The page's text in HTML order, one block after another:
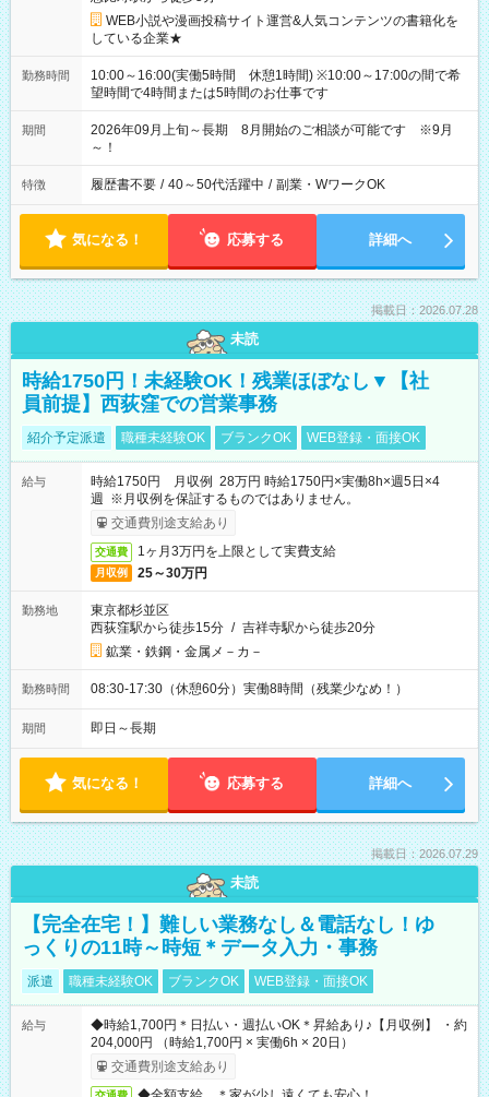
WEB小説や漫画投稿サイト運営&人気コンテンツの書籍化を
している企業★
勤務時間
10:00～16:00(実働5時間 休憩1時間) ※10:00～17:00の間で希
望時間で4時間または5時間のお仕事です
期間
2026年09月上旬～長期 8月開始のご相談が可能です ※9月
～！
特徴 履歴書不要 / 40～50代活躍中 / 副業・WワークOK
気になる！ 応募する 詳細へ
掲載日：2026.07.28
未読
時給1750円！未経験OK！残業ほぼなし▼【社
員前提】西荻窪での営業事務
紹介予定派遣 職種未経験OK ブランクOK WEB登録・面接OK
給与
時給1750円 月収例 28万円 時給1750円×実働8h×週5日×4
週 ※月収例を保証するものではありません。
交通費別途支給あり
交通費 1ヶ月3万円を上限として実費支給
月収例 25～30万円
勤務地
東京都杉並区
西荻窪駅から徒歩15分 / 吉祥寺駅から徒歩20分
鉱業・鉄鋼・金属メ－カ－
勤務時間 08:30-17:30（休憩60分）実働8時間（残業少なめ！）
期間 即日～長期
気になる！ 応募する 詳細へ
掲載日：2026.07.29
未読
【完全在宅！】難しい業務なし＆電話なし！ゆ
っくりの11時～時短＊データ入力・事務
派遣 職種未経験OK ブランクOK WEB登録・面接OK
給与
◆時給1,700円＊日払い・週払いOK＊昇給あり♪【月収例】 ・約
204,000円 （時給1,700円 × 実働6h × 20日）
交通費別途支給あり